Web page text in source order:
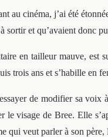
cinéma, j’ai été
et qu’avaient donc
en tailleur mauve,
trois ans et s’habille en
de modifier sa voix
visage de Bree. Elle
qui veut parler à son père,